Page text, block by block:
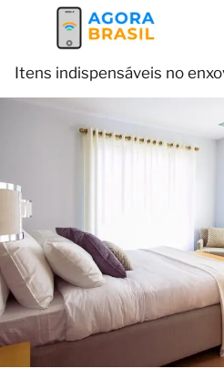
Itens indispensáveis no